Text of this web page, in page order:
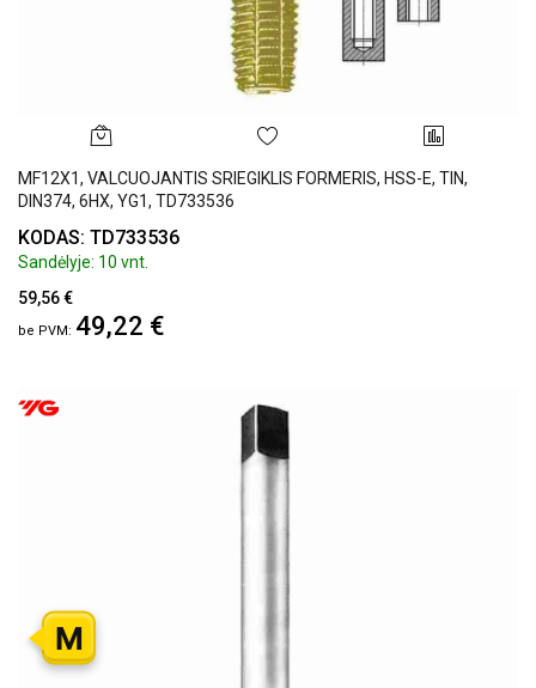
MF12X1, VALCUOJANTIS SRIEGIKLIS FORMERIS, HSS-E, TIN,
DIN374, 6HX, YG1, TD733536
KODAS: TD733536
Sandėlyje: 10 vnt.
59,56 €
49,22 €
M